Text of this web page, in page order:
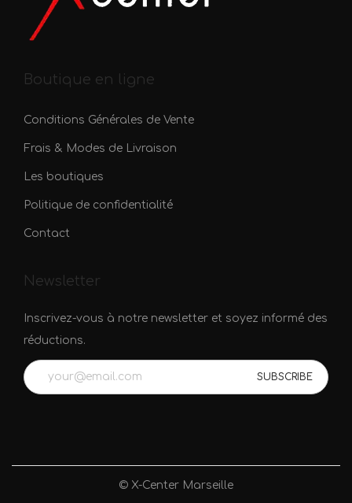
Boutique en ligne
Conditions Générales de Vente
Frais & Modes de Livraison
Les boutiques
Politique de confidentialité
Contact
Newsletter
Inscrivez-vous à notre newsletter et soyez informé des
réductions.
© X-Center Marseille